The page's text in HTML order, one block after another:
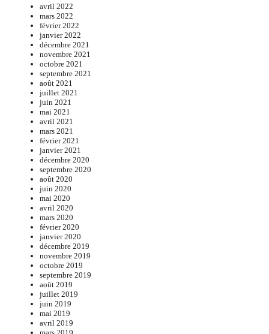
avril 2022
mars 2022
février 2022
janvier 2022
décembre 2021
novembre 2021
octobre 2021
septembre 2021
août 2021
juillet 2021
juin 2021
mai 2021
avril 2021
mars 2021
février 2021
janvier 2021
décembre 2020
septembre 2020
août 2020
juin 2020
mai 2020
avril 2020
mars 2020
février 2020
janvier 2020
décembre 2019
novembre 2019
octobre 2019
septembre 2019
août 2019
juillet 2019
juin 2019
mai 2019
avril 2019